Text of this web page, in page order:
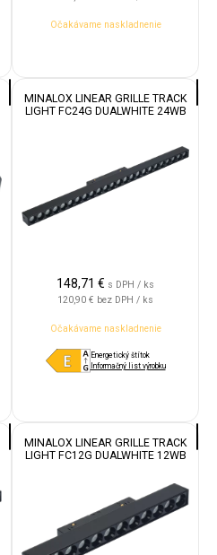
Očakávame naskladnenie
MINALOX LINEAR GRILLE TRACK
LIGHT FC24G DUALWHITE 24WB
148,71 € s DPH / ks
120,90 € bez DPH / ks
Očakávame naskladnenie
Energetický štítok
Informačný list výrobku
MINALOX LINEAR GRILLE TRACK
LIGHT FC12G DUALWHITE 12WB